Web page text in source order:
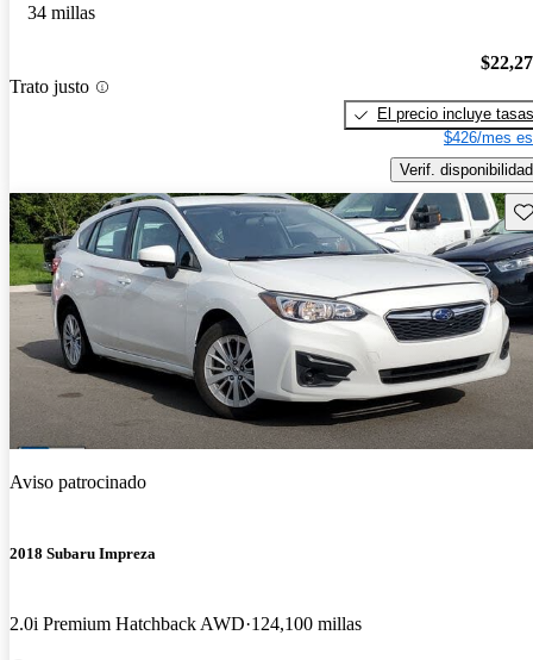
34 millas
Trato justo
El precio incluye tasas
$426/mes
Verif. disponibilidad
Aviso patrocinado
2018 Subaru Impreza
2.0i Premium Hatchback AWD 124,100 millas